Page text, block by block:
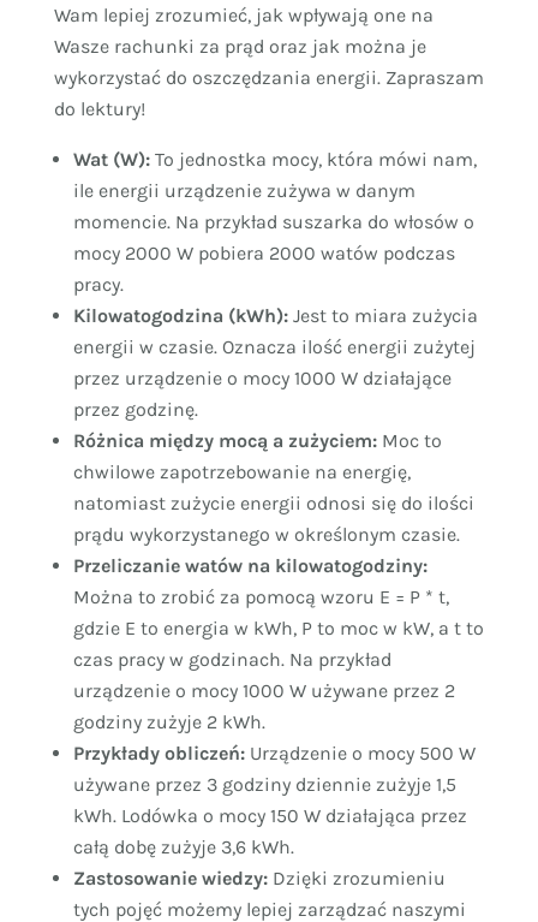
Wam lepiej zrozumieć, jak wpływają one na
Wasze rachunki za prąd oraz jak można je
wykorzystać do oszczędzania energii. Zapraszam
do lektury!
Wat (W):To jednostka mocy, która mówi nam,
ile energii urządzenie zużywa w danym
momencie. Na przykład suszarka do włosów o
mocy 2000 W pobiera 2000 watów podczas
pracy.
Kilowatogodzina (kWh):Jest to miara zużycia
energii w czasie. Oznacza ilość energii zużytej
przez urządzenie o mocy 1000 W działające
przez godzinę.
Różnica między mocą a zużyciem:Moc to
chwilowe zapotrzebowanie na energię,
natomiast zużycie energii odnosi się do ilości
prądu wykorzystanego w określonym czasie.
Przeliczanie watów na kilowatogodziny:
Można to zrobić za pomocą wzoru E = P * t,
gdzie E to energia w kWh, P to moc w kW, a t to
czas pracy w godzinach. Na przykład
urządzenie o mocy 1000 W używane przez 2
godziny zużyje 2 kWh.
Przykłady obliczeń:Urządzenie o mocy 500 W
używane przez 3 godziny dziennie zużyje 1,5
kWh. Lodówka o mocy 150 W działająca przez
całą dobę zużyje 3,6 kWh.
Zastosowanie wiedzy:Dzięki zrozumieniu
tych pojęć możemy lepiej zarządzać naszymi